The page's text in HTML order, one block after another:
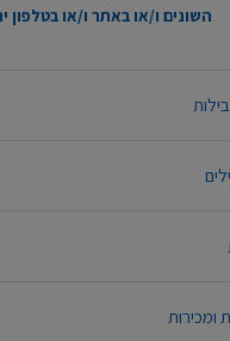
ומכירות
השונים ו/או באתר ו/או בטלפון